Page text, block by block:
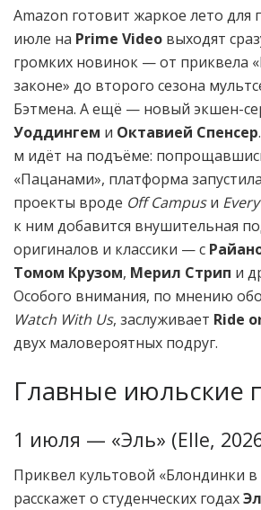
Amazon готовит жаркое лето для
июле на Prime Video выходят
громких новинок — от приквела
законе» до второго сезона
Бэтмена. А ещё — новый экшен-
Уоддингем и Октавией Спенсер
м идёт на подъёме:
«Пацанами», платформа
проекты вроде Off Campusи
к ним добавится внушительная
оригиналов и классики — с
Томом Крузом, Мерил Стрип и
Особого внимания, по мнению
Watch With Us, заслуживает Ride
двух маловероятных подруг.
Главные июльские
1 июля — «Эль» (Elle,
Приквел культовой «Блондинки в
расскажет о студенческих годах